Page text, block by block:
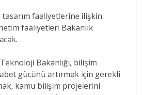
tasarım faaliyetlerine ilişkin
faaliyetleri Bakanlık
Bakanlığı, bilişim
gücünü artırmak için gerekli
kamu bilişim projelerini